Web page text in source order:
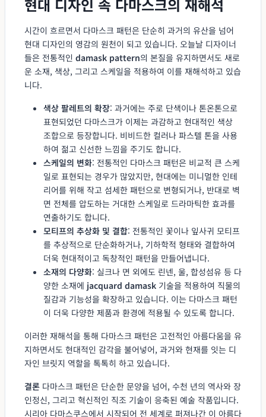
현대 디자인 속 다마스크의 재해석
시간이 흐르면서 다마스크 패턴은 단순히 과거의 유산을 넘어
현대 디자인의 영감의 원천이 되고 있습니다. 오늘날 디자이너
들은 전통적인 damask pattern의 본질을 유지하면서도 새로
운 소재, 색상, 그리고 스케일을 적용하여 이를 재해석하고 있습
니다.
색상 팔레트의 확장: 과거에는 주로 단색이나 톤온톤으로
표현되었던 다마스크가 이제는 과감하고 현대적인 색상
조합으로 등장합니다. 비비드한 컬러나 파스텔 톤을 사용
하여 젊고 신선한 느낌을 주기도 합니다.
스케일의 변화: 전통적인 다마스크 패턴은 비교적 큰 스케
일로 표현되는 경우가 많았지만, 현대에는 미니멀한 인테
리어를 위해 작고 섬세한 패턴으로 변형되거나, 반대로 벽
면 전체를 압도하는 거대한 스케일로 드라마틱한 효과를
연출하기도 합니다.
모티프의 추상화 및 결합: 전통적인 꽃이나 잎사귀 모티프
를 추상적으로 단순화하거나, 기하학적 형태와 결합하여
더욱 현대적이고 독창적인 패턴을 만들어냅니다.
소재의 다양화: 실크나 면 외에도 린넨, 울, 합성섬유 등 다
양한 소재에 jacquard damask 기술을 적용하여 직물의
질감과 기능성을 확장하고 있습니다. 이는 다마스크 패턴
이 더욱 다양한 제품과 환경에 적용될 수 있도록 합니다.
이러한 재해석을 통해 다마스크 패턴은 고전적인 아름다움을 유
지하면서도 현대적인 감각을 불어넣어, 과거와 현재를 잇는 디
자인 브릿지 역할을 톡톡히 하고 있습니다.
결론 다마스크 패턴은 단순한 문양을 넘어, 수천 년의 역사와 장
인정신, 그리고 혁신적인 직조 기술이 응축된 예술 작품입니다.
시리아 다마스쿠스에서 시작되어 전 세계로 퍼져나간 이 아름다